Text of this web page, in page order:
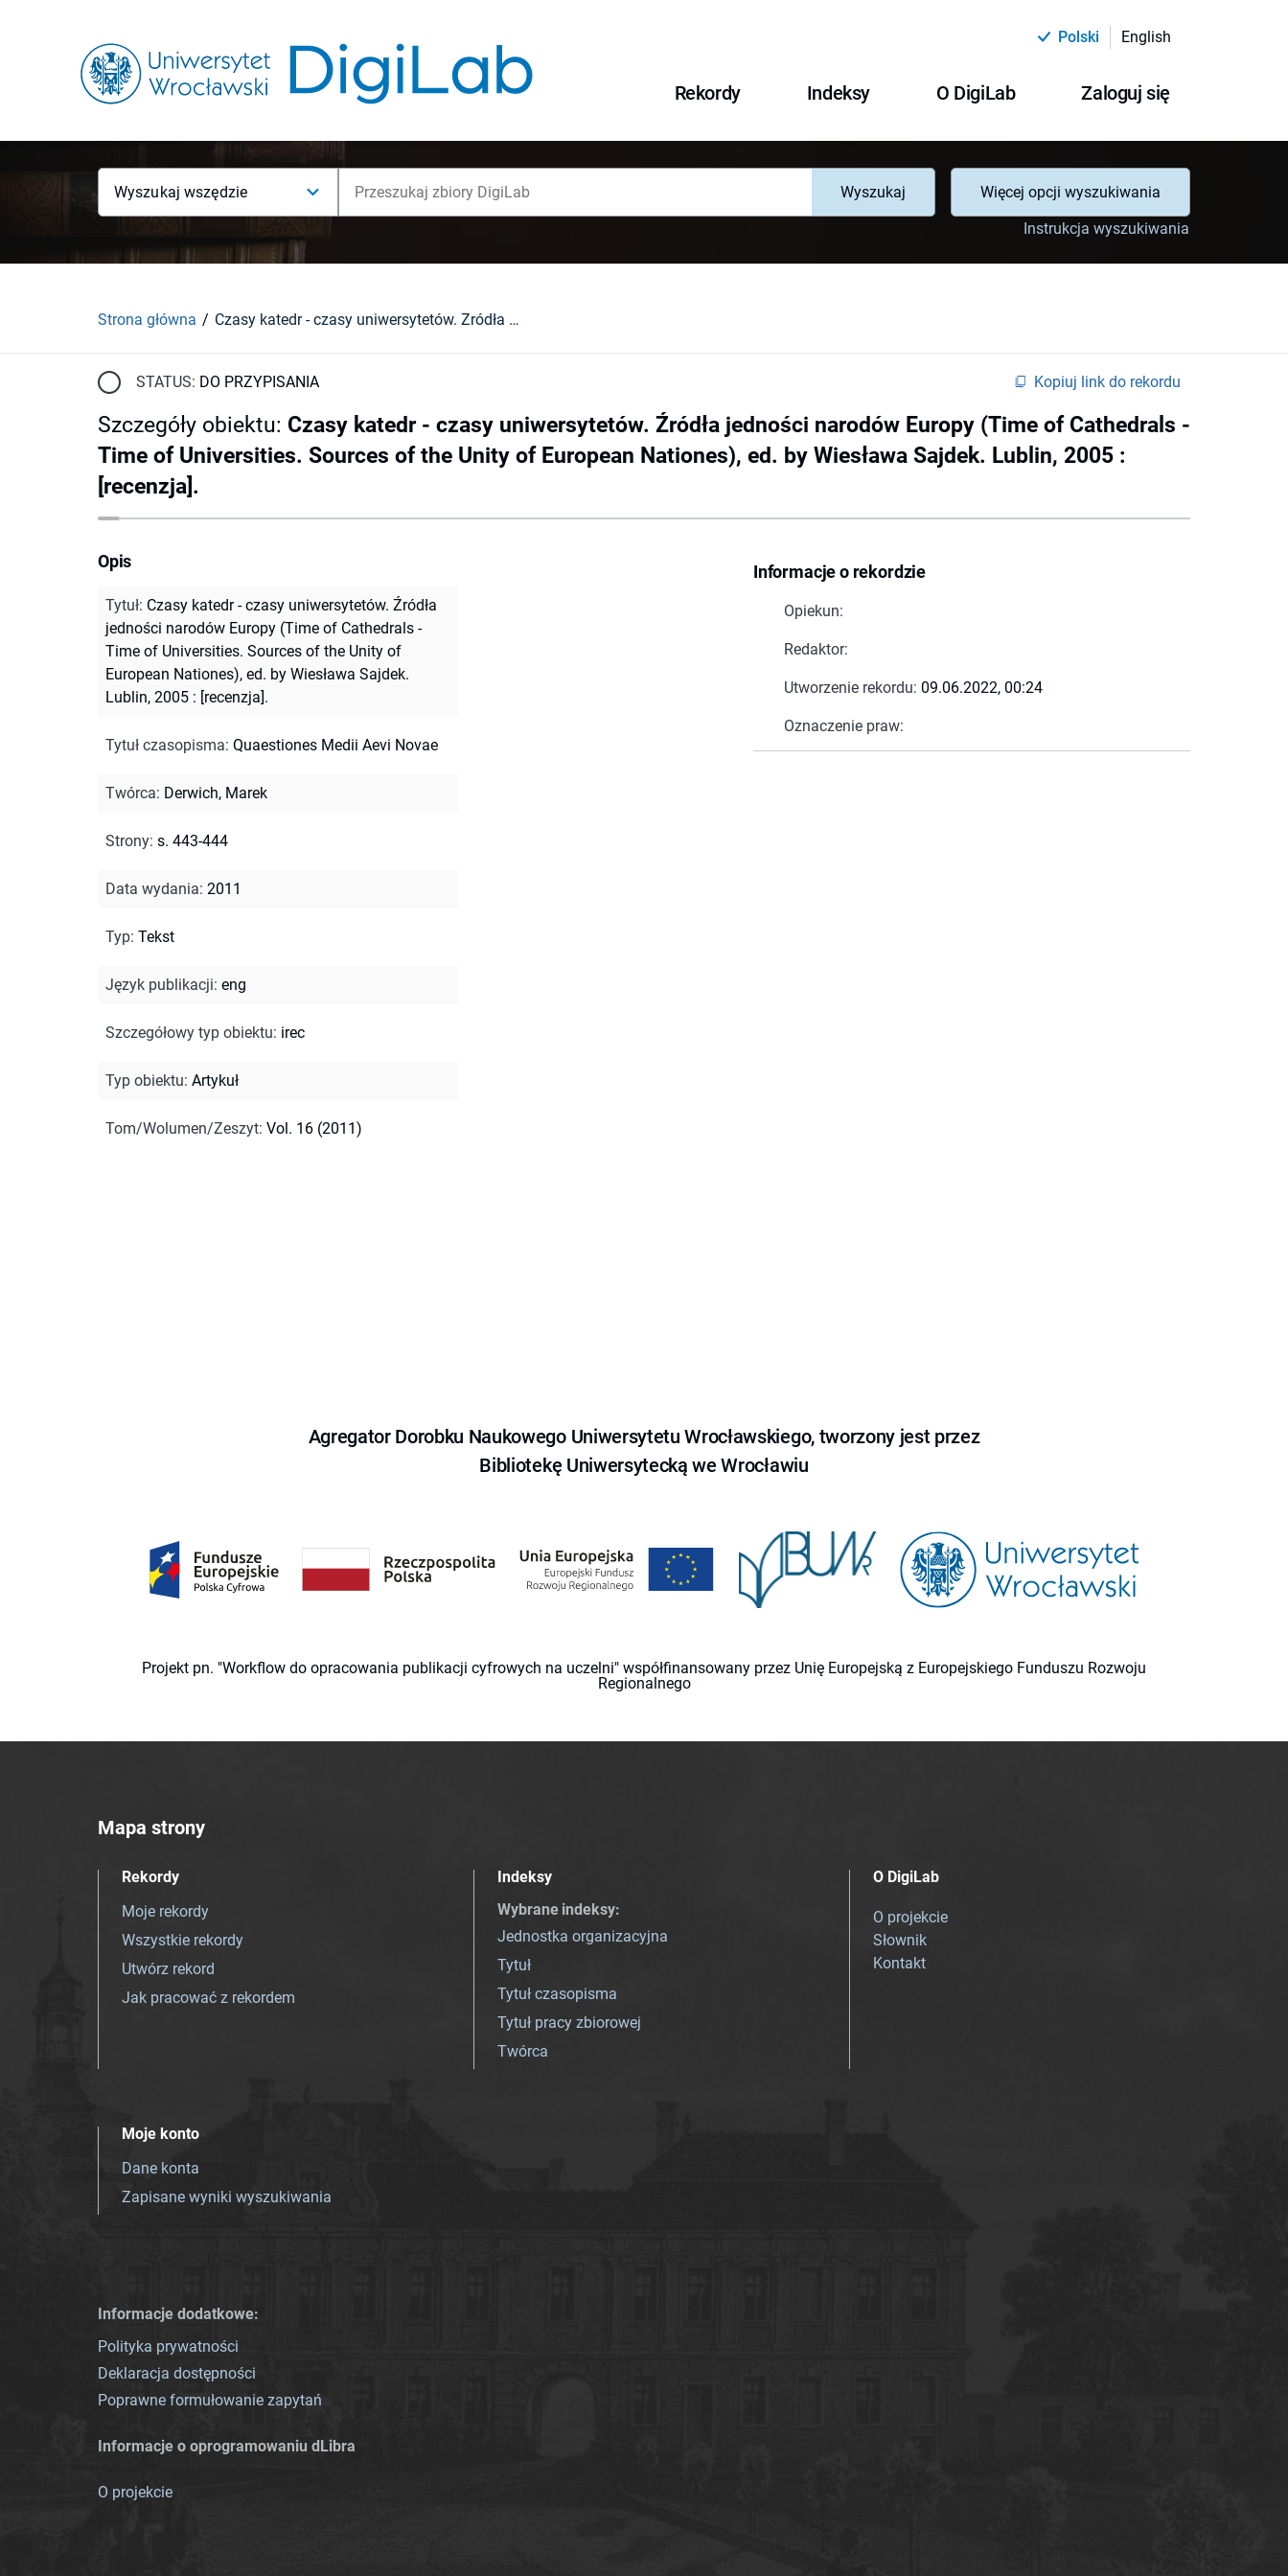
Polski English
Rekordy Indeksy O DigiLab Zaloguj się
Wyszukaj wszędzie Wyszukaj
Więcej opcji wyszukiwania
Instrukcja wyszukiwania
Strona główna Czasy katedr - czasy uniwersytetów. Źródła jedności narodów Europy (Time of Cathedrals - Time of Universities. Sources of the Unity of European Nationes), ed. by Wiesława Sajdek. Lublin, 2005 : [recenzja].
STATUS: DO PRZYPISANIA Kopiuj link do rekordu
Szczegóły obiektu: Czasy katedr - czasy uniwersytetów. Źródła jedności narodów Europy (Time of Cathedrals -
Time of Universities. Sources of the Unity of European Nationes), ed. by Wiesława Sajdek. Lublin, 2005 :
[recenzja].
Informacje o rekordzie
Opiekun:
Redaktor:
Utworzenie rekordu: 09.06.2022, 00:24
Oznaczenie praw:
Opis
Tytuł: Czasy katedr - czasy uniwersytetów. Źródła
jedności narodów Europy (Time of Cathedrals -
Time of Universities. Sources of the Unity of
European Nationes), ed. by Wiesława Sajdek.
Lublin, 2005 : [recenzja].
Tytuł czasopisma: Quaestiones Medii Aevi Novae
Twórca: Derwich, Marek
Strony: s. 443-444
Data wydania: 2011
Typ: Tekst
Język publikacji: eng
Szczegółowy typ obiektu: irec
Typ obiektu: Artykuł
Tom/Wolumen/Zeszyt: Vol. 16 (2011)
Agregator Dorobku Naukowego Uniwersytetu Wrocławskiego, tworzony jest przez
Bibliotekę Uniwersytecką we Wrocławiu
Projekt pn. "Workflow do opracowania publikacji cyfrowych na uczelni" współfinansowany przez Unię Europejską z Europejskiego Funduszu Rozwoju
Regionalnego
Mapa strony
Rekordy
Moje rekordy
Wszystkie rekordy
Utwórz rekord
Jak pracować z rekordem
Indeksy
Wybrane indeksy:
Jednostka organizacyjna
Tytuł
Tytuł czasopisma
Tytuł pracy zbiorowej
Twórca
O DigiLab
O projekcie
Słownik
Kontakt
Moje konto
Dane konta
Zapisane wyniki wyszukiwania
Informacje dodatkowe:
Polityka prywatności
Deklaracja dostępności
Poprawne formułowanie zapytań
Informacje o oprogramowaniu dLibra
O projekcie